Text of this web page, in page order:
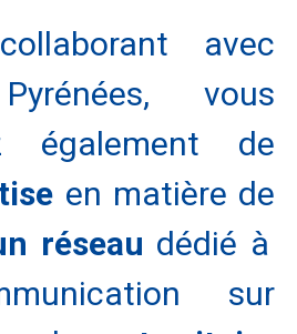
avec
vous
également de
en matière de
réseau dédié à
sur